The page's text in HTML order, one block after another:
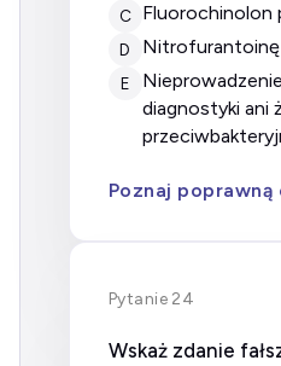
C fluorochinolon
D
E
Nieprowadzenie dalszej
diagnostyki ani
Poznaj
Pytanie 24
Wskaż zdanie